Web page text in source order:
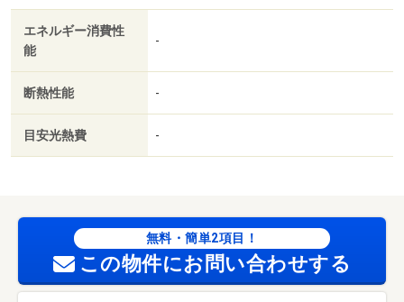
インクロゼット／保証人不要／オール電化／ＬＤＫ１５畳
以上／ネット使用料不要／浴室１坪以上／セキュリティ会
社加入済／ＬＤＫ１２畳以上／全居室６畳以上／ＢＳ／礼
店（コンビニ）まで７６ｍ／クスリのアオキ 小坂北店
（ドラッグストア）まで１７６ｍ／浅ノ川総合病院（病
院）まで３５８ｍ／１００円ショップセリア金沢ゆいの里
エネルギー消費性
能
-
断熱性能 -
目安光熱費 -
無料・簡単2項目！
この物件にお問い合わせする